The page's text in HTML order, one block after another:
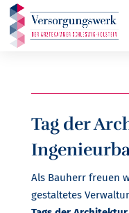
Tag der
Als Bauherr freuen
gestaltetes